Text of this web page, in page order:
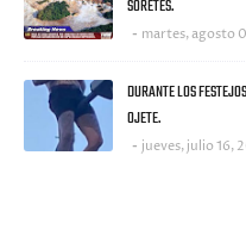
SORETES.
martes, agosto
DURANTE LOS
OJETE.
jueves, julio 16,